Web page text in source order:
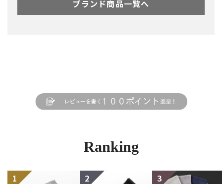
ブランド商品一覧へ
Ranking